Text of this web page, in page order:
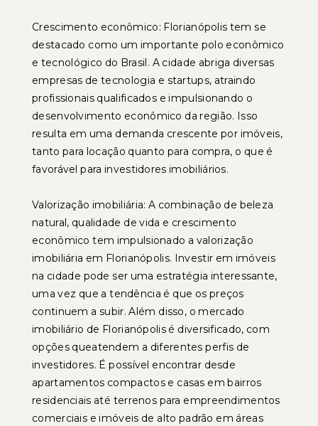
Crescimento econômico: Florianópolis tem se
destacado como um importante polo econômico
e tecnológico do Brasil. A cidade abriga diversas
empresas de tecnologia e startups, atraindo
profissionais qualificados e impulsionando o
desenvolvimento econômico da região. Isso
resulta em uma demanda crescente por imóveis,
tanto para locação quanto para compra, o que é
favorável para investidores imobiliários.
Valorização imobiliária: A combinação de beleza
natural, qualidade de vida e crescimento
econômico tem impulsionado a valorização
imobiliária em Florianópolis. Investir em imóveis
na cidade pode ser uma estratégia interessante,
uma vez que a tendência é que os preços
continuem a subir. Além disso, o mercado
imobiliário de Florianópolis é diversificado, com
opções queatendem a diferentes perfis de
investidores. É possível encontrar desde
apartamentos compactos e casas em bairros
residenciais até terrenos para empreendimentos
comerciais e imóveis de alto padrão em áreas